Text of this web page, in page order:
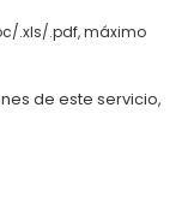
.xls/.pdf, máximo
de este servicio,